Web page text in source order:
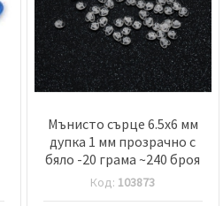
Мънисто сърце 6.5x6 мм
дупка 1 мм прозрачно с
бяло -20 грама ~240 броя
Код: 103873